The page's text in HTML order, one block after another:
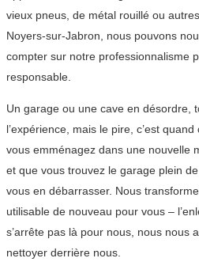
vieux pneus, de métal rouillé ou
Noyers-sur-Jabron, nous pouvons
compter sur notre professionnalisme
responsable.
Un garage ou une cave en désordre,
l’expérience, mais le pire, c’est
vous emménagez dans une nouvelle
et que vous trouvez le garage plein
vous en débarrasser. Nous
utilisable de nouveau pour vous –
s’arrête pas là pour nous, nous nous
nettoyer derrière nous.